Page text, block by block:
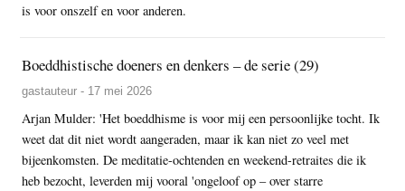
is voor onszelf en voor anderen.
Boeddhistische doeners en denkers – de serie (29)
gastauteur - 17 mei 2026
Arjan Mulder: 'Het boeddhisme is voor mij een persoonlijke tocht. Ik
weet dat dit niet wordt aangeraden, maar ik kan niet zo veel met
bijeenkomsten. De meditatie-ochtenden en weekend-retraites die ik
heb bezocht, leverden mij vooral 'ongeloof op – over starre